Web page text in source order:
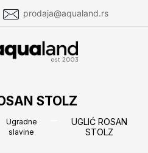
prodaja@aqualand.rs
STOLZ
Ugradne
slavine
UGLIĆ ROSAN
STOLZ